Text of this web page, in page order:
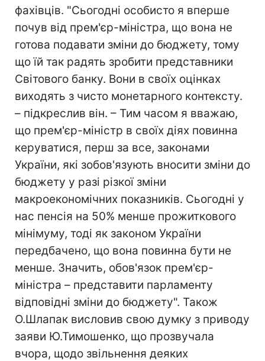
фахівців. "Сьогодні особисто я вперше
почув від прем'єр-міністра, що вона не
готова подавати зміни до бюджету, тому
що їй так радять зробити представники
Світового банку. Вони в своїх оцінках
виходять з чисто монетарного контексту.
– підкреслив він. – Тим часом я вважаю,
що прем'єр-міністр в своїх діях повинна
керуватися, перш за все, законами
України, які зобов'язують вносити зміни до
бюджету у разі різкої зміни
макроекономічних показників. Сьогодні у
нас пенсія на 50% менше прожиткового
мінімуму, тоді як законом України
передбачено, що вона повинна бути не
менше. Значить, обов'язок прем'єр-
міністра – представити парламенту
відповідні зміни до бюджету". Також
О.Шлапак висловив свою думку з приводу
заяви Ю.Тимошенко, що прозвучала
вчора, щодо звільнення деяких